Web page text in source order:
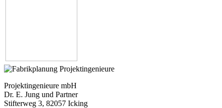
Projektingenieure mbH
Dr. E. Jung und Partner
Stifterweg 3, 82057 Icking